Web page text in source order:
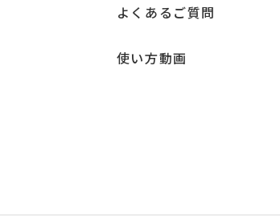
よくあるご質問
使い方動画